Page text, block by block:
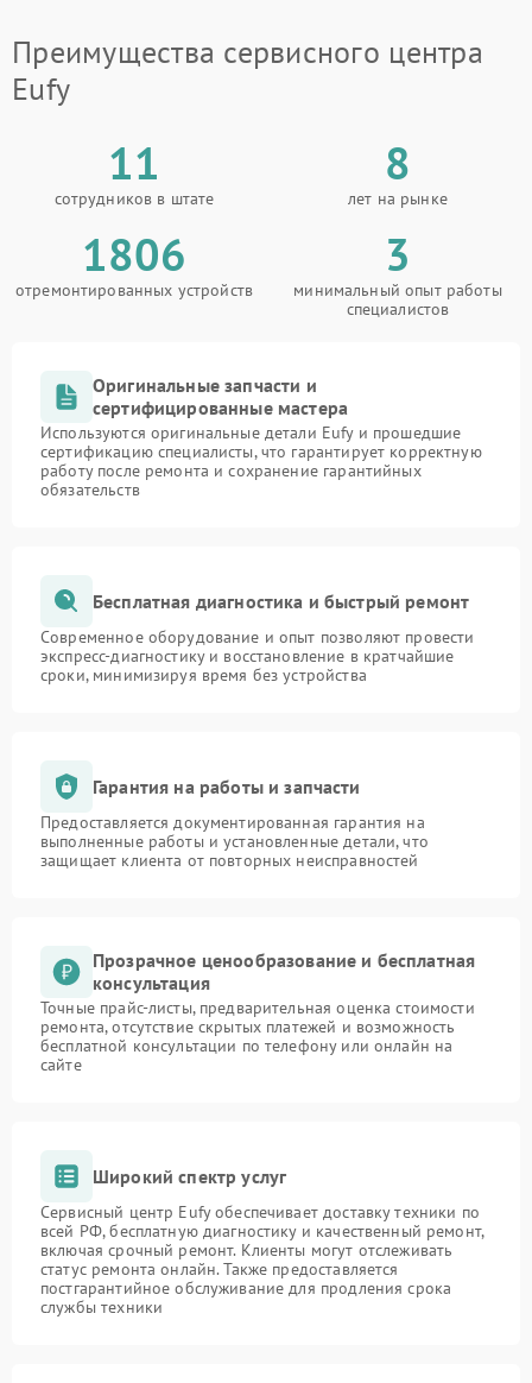
Преимущества сервисного центра
Eufy
11
сотрудников в штате
8
лет на рынке
1806
отремонтированных устройств
3
минимальный опыт работы
специалистов
Оригинальные запчасти и
сертифицированные мастера
Используются оригинальные детали Eufy и прошедшие
сертификацию специалисты, что гарантирует корректную
работу после ремонта и сохранение гарантийных
обязательств
Бесплатная диагностика и быстрый ремонт
Современное оборудование и опыт позволяют провести
экспресс-диагностику и восстановление в кратчайшие
сроки, минимизируя время без устройства
Гарантия на работы и запчасти
Предоставляется документированная гарантия на
выполненные работы и установленные детали, что
защищает клиента от повторных неисправностей
Прозрачное ценообразование и бесплатная
консультация
Точные прайс-листы, предварительная оценка стоимости
ремонта, отсутствие скрытых платежей и возможность
бесплатной консультации по телефону или онлайн на
сайте
Широкий спектр услуг
Сервисный центр Eufy обеспечивает доставку техники по
всей РФ, бесплатную диагностику и качественный ремонт,
включая срочный ремонт. Клиенты могут отслеживать
статус ремонта онлайн. Также предоставляется
постгарантийное обслуживание для продления срока
службы техники